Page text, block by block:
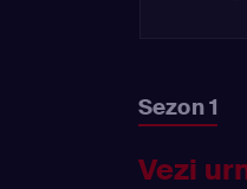
Sezon 1
Vezi